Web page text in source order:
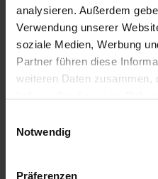
analysieren. Außerdem
Verwendung unserer
soziale Medien, Werbung
Partner führen diese
weiteren Daten zusammen,
Notwendig
Präferenzen
1
GRANIT
M24 Stahl
Auf Lager
August 2026